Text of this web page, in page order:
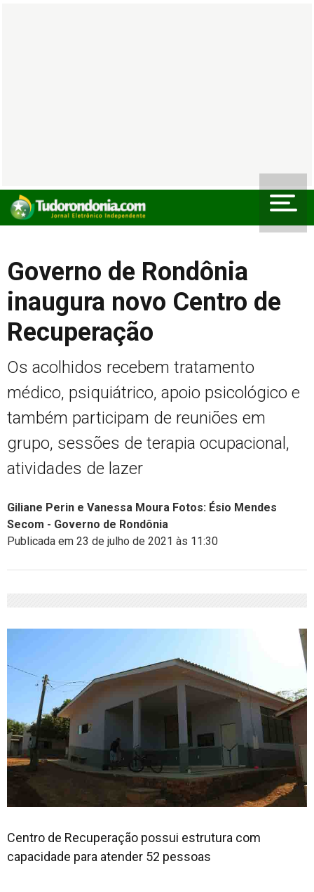
Governo de Rondônia
inaugura novo Centro de
Recuperação
Os acolhidos recebem tratamento
médico, psiquiátrico, apoio psicológico e
também participam de reuniões em
grupo, sessões de terapia ocupacional,
atividades de lazer
Giliane Perin e Vanessa Moura Fotos: Ésio Mendes
Secom - Governo de Rondônia
Publicada em 23 de julho de 2021 às 11:30
Centro de Recuperação possui estrutura com
capacidade para atender 52 pessoas